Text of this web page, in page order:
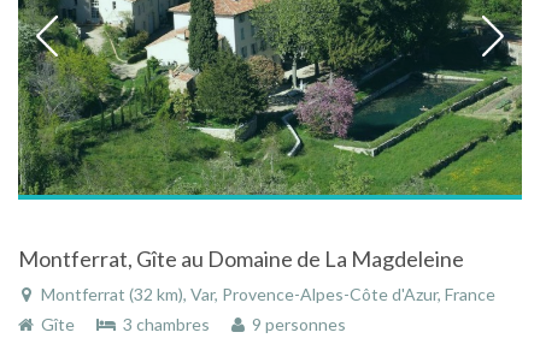
Montferrat, Gîte au Domaine de La Magdeleine
Montferrat (32 km), Var, Provence-Alpes-Côte d'Azur, France
Gîte
3 chambres 9 personnes